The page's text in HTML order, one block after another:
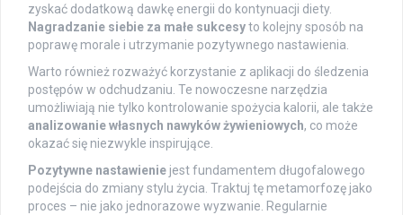
zyskać dodatkową dawkę energii do kontynuacji diety.
Nagradzanie siebie za małe sukcesyto kolejny sposób na
poprawę morale i utrzymanie pozytywnego nastawienia.
Warto również rozważyć korzystanie z aplikacji do śledzenia
postępów w odchudzaniu. Te nowoczesne narzędzia
umożliwiają nie tylko kontrolowanie spożycia kalorii, ale także
analizowanie własnych nawyków żywieniowych, co może
okazać się niezwykle inspirujące.
Pozytywne nastawienie jest fundamentem długofalowego
podejścia do zmiany stylu życia. Traktuj tę metamorfozę jako
proces – nie jako jednorazowe wyzwanie. Regularnie